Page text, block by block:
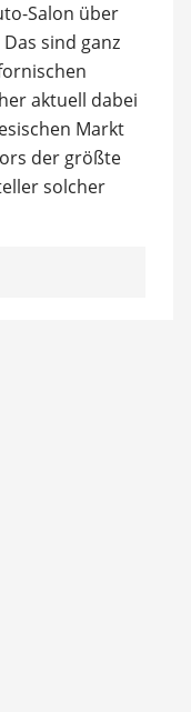
Salon über
sind ganz
aktuell dabei
Markt
der größte
solcher